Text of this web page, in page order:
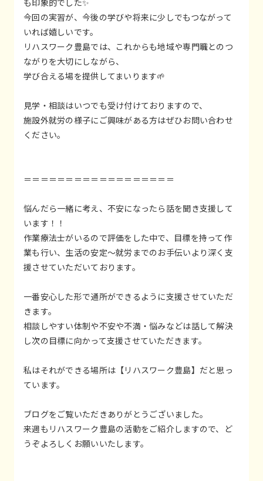
今回の実習が、今後の学びや将来に少しでもつながって
いれば嬉しいです。
リハスワーク豊島では、これからも地域や専門職とのつ
ながりを大切にしながら、
学び合える場を提供してまいります🌱
見学・相談はいつでも受け付けておりますので、
施設外就労の様子にご興味がある方はぜひお問い合わせ
ください。
＝＝＝＝＝＝＝＝＝＝＝＝＝＝＝＝＝＝
悩んだら一緒に考え、不安になったら話を聞き支援して
います！！
作業療法士がいるので評価をした中で、目標を持って作
業も行い、生活の安定～就労までのお手伝いより深く支
援させていただいております。
一番安心した形で通所ができるように支援させていただ
きます。
相談しやすい体制や不安や不満・悩みなどは話して解決
し次の目標に向かって支援させていただきます。
私はそれができる場所は【リハスワーク豊島】だと思っ
ています。
ブログをご覧いただきありがとうございました。
来週もリハスワーク豊島の活動をご紹介しますので、ど
うぞよろしくお願いいたします。